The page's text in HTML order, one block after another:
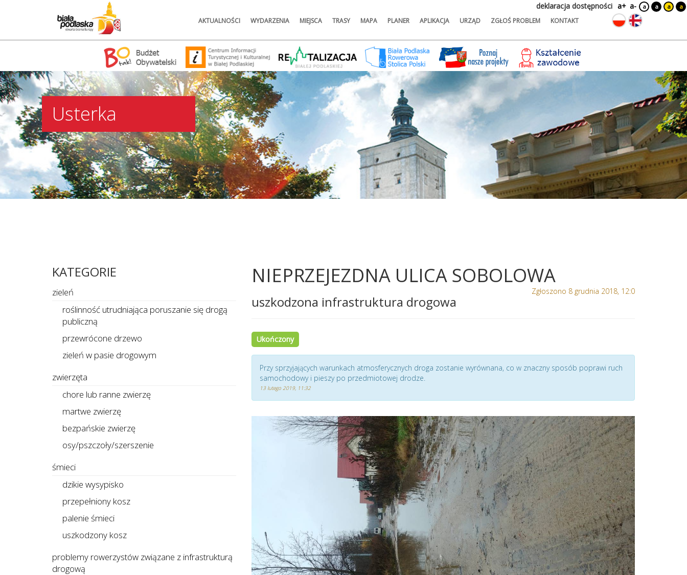
AKTUALNOŚCI WYDARZENIA MIEJSCA TRASY MAPA PLANER APLIKACJA URZĄD ZGŁOŚ PROBLEM KONTAKT
deklaracja dostępności a+ a- a a a a
Usterka
NIEPRZEJEZDNA ULICA SOBOLOWA
Zgłoszono 8 grudnia 2018, 12:0
uszkodzona infrastruktura drogowa
Ukończony
Przy sprzyjających warunkach atmosferycznych droga zostanie wyrównana, co w znaczny sposób poprawi ruch
samochodowy i pieszy po przedmiotowej drodze.
13 lutego 2019, 11:32
KATEGORIE
zieleń
roślinność utrudniająca poruszanie się drogą
publiczną
przewrócone drzewo
zieleń w pasie drogowym
zwierzęta
chore lub ranne zwierzę
martwe zwierzę
bezpańskie zwierzę
osy/pszczoły/szerszenie
śmieci
dzikie wysypisko
przepełniony kosz
palenie śmieci
uszkodzony kosz
problemy rowerzystów związane z infrastrukturą
drogową